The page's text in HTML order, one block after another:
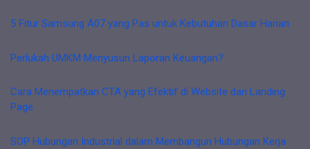
5 Fitur Samsung A07 yang Pas untuk Kebutuhan Dasar Harian
Perlukah UMKM Menyusun Laporan Keuangan?
Cara Menempatkan CTA yang Efektif di Website dan Landing
Page
SOP Hubungan Industrial dalam Membangun Hubungan Kerja